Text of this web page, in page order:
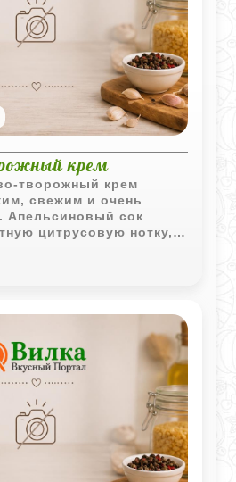
крем
творожный крем
свежим и очень
Апельсиновый сок
цитрусовую нотку, а
естественно сладким